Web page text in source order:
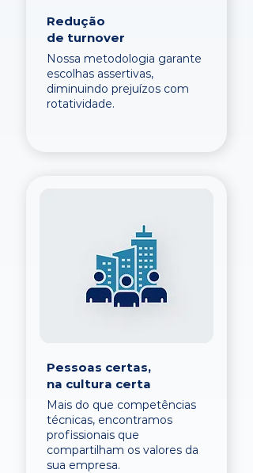
Redução
de turnover
Nossa metodologia garante
escolhas assertivas,
diminuindo prejuízos com
rotatividade.
Pessoas certas,
na cultura certa
Mais do que competências
técnicas, encontramos
profissionais que
compartilham os valores da
sua empresa.